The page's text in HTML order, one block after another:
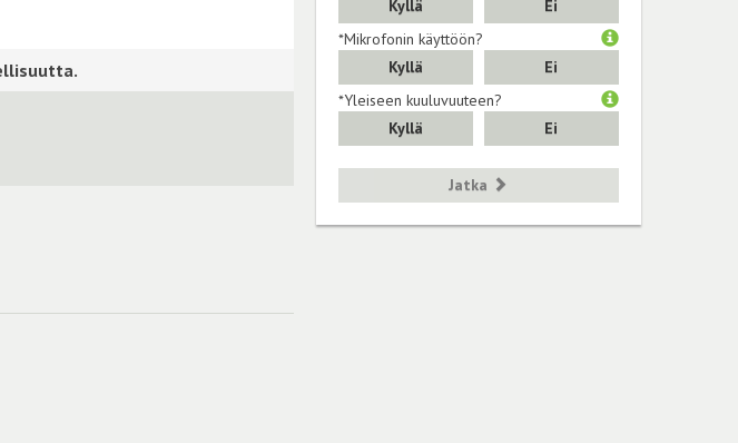
Kyllä
Ei
*Mikrofonin käyttöön?
Kyllä
Ei
*Yleiseen kuuluvuuteen?
Kyllä
Ei
Jatka